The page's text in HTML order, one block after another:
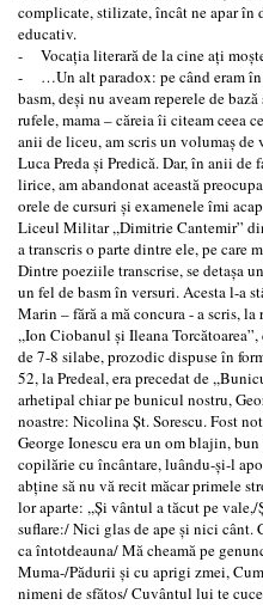
complicate, stilizate, încât ne apar în
educativ.
- Vocaţia literară de la cine aţi
- …Un alt paradox: pe când eram în
basm, deşi nu aveam reperele de
rufele, mama – căreia îi citeam ceea
anii de liceu, am scris un volumaş
Luca Preda şi Predică. Dar, în anii
lirice, am abandonat această
orele de cursuri şi examenele îmi
Liceul Militar ,,Dimitrie Cantemir”
a transcris o parte dintre ele, pe care
Dintre poeziile transcrise, se detaşa
un fel de basm în versuri. Acesta l-a
Marin – fără a mă concura - a scris,
,,Ion Ciobanul şi Ileana
de 7-8 silabe, prozodic dispuse în
52, la Predeal, era precedat de
arhetipal chiar pe bunicul nostru,
noastre: Nicolina Şt. Sorescu. Fost
George Ionescu era un om blajin,
copilărie cu încântare, luându-şi-l
abţine să nu vă recit măcar primele
lor aparte: ,,Şi vântul a tăcut pe
suflare:/ Nici glas de ape şi nici
ca întotdeauna/ Mă cheamă pe
Muma-/Pădurii şi cu aprigi zmei,
nimeni de sfătos/ Cuvântul lui te